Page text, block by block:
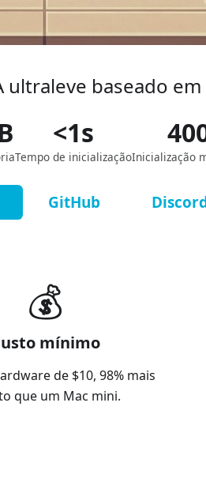
ultraleve baseado em
<1s
Tempo de inicializaçãoInicialização
GitHub
💰
mínimo
de $10, 98% mais
que um Mac mini.